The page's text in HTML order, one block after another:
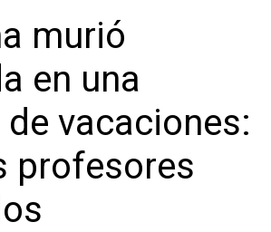
murió
en una
vacaciones:
profesores